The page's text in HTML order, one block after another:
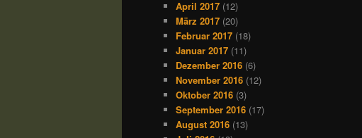
April 2017 (12)
März 2017 (20)
Februar 2017 (18)
Januar 2017 (11)
Dezember 2016 (6)
November 2016 (12)
Oktober 2016 (3)
September 2016 (17)
August 2016 (13)